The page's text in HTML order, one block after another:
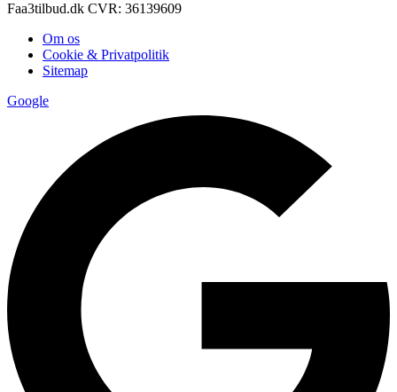
Faa3tilbud.dk CVR: 36139609
Om os
Cookie & Privatpolitik
Sitemap
Google